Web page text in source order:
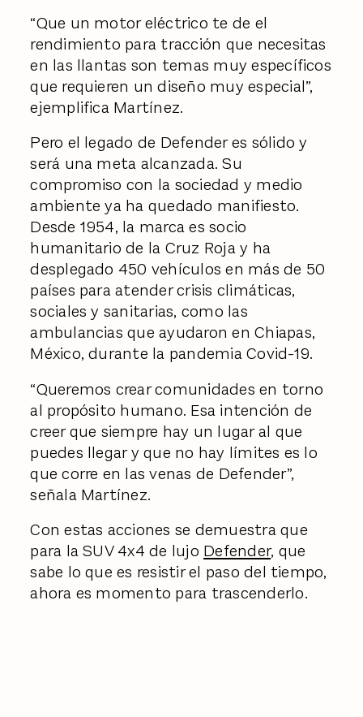
“Que un motor eléctrico te de el
rendimiento para tracción que necesitas
en las llantas son temas muy específicos
que requieren un diseño muy especial”,
ejemplifica Martínez.
Pero el legado de Defender es sólido y
será una meta alcanzada. Su
compromiso con la sociedad y medio
ambiente ya ha quedado manifiesto.
Desde 1954, la marca es socio
humanitario de la Cruz Roja y ha
desplegado 450 vehículos en más de 50
países para atender crisis climáticas,
sociales y sanitarias, como las
ambulancias que ayudaron en Chiapas,
México, durante la pandemia Covid-19.
“Queremos crear comunidades en torno
al propósito humano. Esa intención de
creer que siempre hay un lugar al que
puedes llegar y que no hay límites es lo
que corre en las venas de Defender”,
señala Martínez.
Con estas acciones se demuestra que
para la SUV 4x4 de lujo Defender, que
sabe lo que es resistir el paso del tiempo,
ahora es momento para trascenderlo.